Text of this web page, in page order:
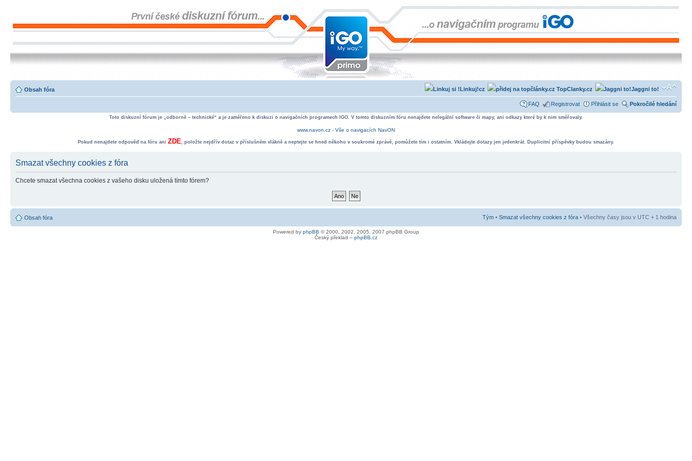
Obsah fóra Jaggni to!
TopClanky.cz
Linkuj!cz
FAQ Registrovat Přihlásit se Pokročilé hledání
Toto diskuzní fórum je „odborně – technické“ a je zaměřeno k diskuzi o navigačních programech IGO. V tomto diskuzním fóru nenajdete nelegální software či mapy, ani odkazy které by k nim směřovaly.
www.navon.cz - Vše o navigacích NavON
Pokud nenajdete odpověď na fóru ani ZDE, položte nejdřív dotaz v příslušném vlákně a neptejte se hned někoho v soukromé zprávě, pomůžete tím i ostatním. Vkládejte dotazy jen jedenkrát. Duplicitní příspěvky budou smazány.
Smazat všechny cookies z fóra
Chcete smazat všechna cookies z vašeho disku uložená tímto fórem?
Obsah fóra Tým • Smazat všechny cookies z fóra • Všechny časy jsou v UTC + 1 hodina
Powered by phpBB © 2000, 2002, 2005, 2007 phpBB Group
Český překlad – phpBB.cz